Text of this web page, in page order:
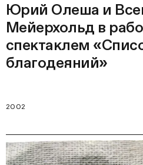
Юрий Олеша и
Мейерхольд в
спектаклем
благодеяний»
2002